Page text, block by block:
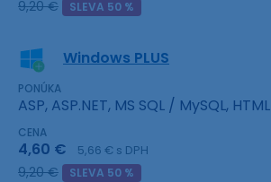
9,20 € SLEVA 50 %
Windows PLUS
PONÚKA
ASP, ASP.NET, MS SQL / MySQL, HTML
CENA
4,60 € 5,66 € s DPH
9,20 € SLEVA 50 %